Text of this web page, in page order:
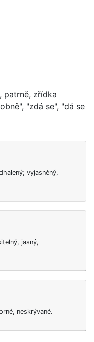
patrně, zřídka
"zdá se", "dá se
vyjasněný,
jasný,
neskrývané.